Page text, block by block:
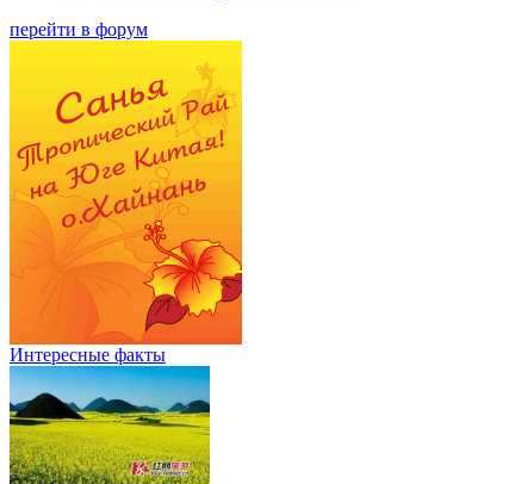
перейти в форум
Интересные факты